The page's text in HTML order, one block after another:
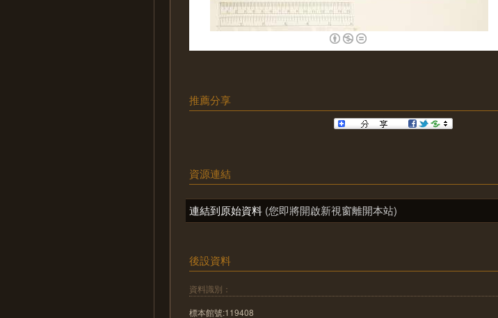
推薦分享
資源連結
連結到原始資料 (您即將開啟新視窗離開本站)
後設資料
資料識別：
標本館號:119408